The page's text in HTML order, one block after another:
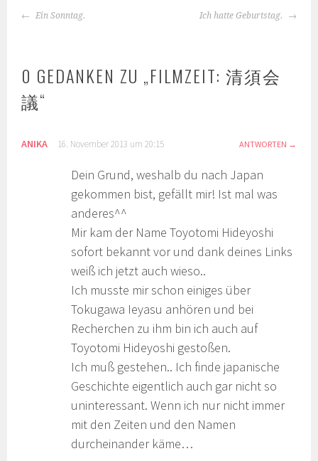
BEITRAGS-
NAVIGATION
Ein Sonntag. Ich hatte Geburtstag.
0 GEDANKEN ZU „FILMZEIT: 清須会
議“
ANIKA 16. November 2013 um 20:15 ANTWORTEN
Dein Grund, weshalb du nach Japan
gekommen bist, gefällt mir! Ist mal was
anderes^^
Mir kam der Name Toyotomi Hideyoshi
sofort bekannt vor und dank deines Links
weiß ich jetzt auch wieso..
Ich musste mir schon einiges über
Tokugawa Ieyasu anhören und bei
Recherchen zu ihm bin ich auch auf
Toyotomi Hideyoshi gestoßen.
Ich muß gestehen.. Ich finde japanische
Geschichte eigentlich auch gar nicht so
uninteressant. Wenn ich nur nicht immer
mit den Zeiten und den Namen
durcheinander käme…